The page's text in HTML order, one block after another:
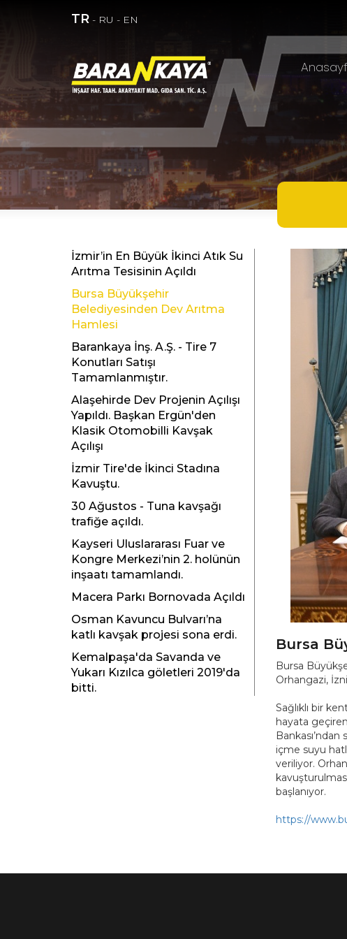
TR - RU - EN
İzmir’in En Büyük İkinci Atık Su
Arıtma Tesisinin Açıldı
Bursa Büyükşehir
Belediyesinden Dev Arıtma
Hamlesi
Barankaya İnş. A.Ş. - Tire 7
Konutları Satışı
Tamamlanmıştır.
Alaşehirde Dev Projenin Açılışı
Yapıldı. Başkan Ergün'den
Klasik Otomobilli Kavşak
Açılışı
İzmir Tire'de İkinci Stadına
Kavuştu.
30 Ağustos - Tuna kavşağı
trafiğe açıldı.
Kayseri Uluslararası Fuar ve
Kongre Merkezi’nin 2. holünün
inşaatı tamamlandı.
Macera Parkı Bornovada Açıldı
Osman Kavuncu Bulvarı’na
katlı kavşak projesi sona erdi.
Kemalpaşa'da Savanda ve
Yukarı Kızılca göletleri 2019'da
bitti.
Bursa
Bursa
Orhangazi,
Sağlıklı bir
hayata
içme suyu
veriliyor.
başlanıyor.
https://